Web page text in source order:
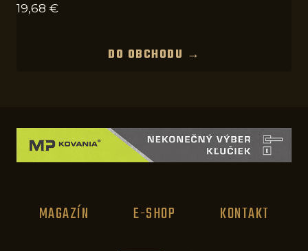
19,68 €
DO OBCHODU →
MAGAZÍN E-SHOP KONTAKT